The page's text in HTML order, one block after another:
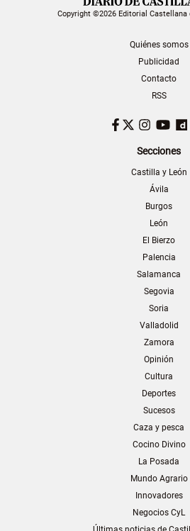
Copyright ©2026 Editorial Castellana
Quiénes somos
Publicidad
Contacto
RSS
Facebook
Twitter
Secciones
Castilla y León
Ávila
Burgos
León
El Bierzo
Palencia
Salamanca
Segovia
Soria
Valladolid
Zamora
Opinión
Cultura
Deportes
Sucesos
Caza y pesca
Cocino Divino
La Posada
Mundo Agrario
Innovadores
Negocios CyL